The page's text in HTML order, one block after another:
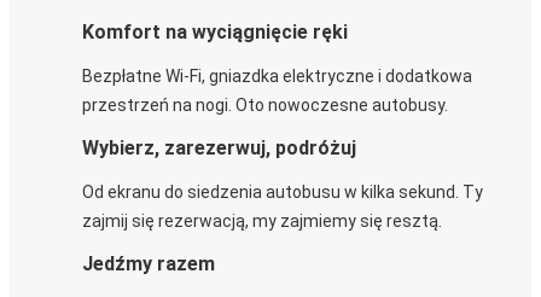
Komfort na wyciągnięcie ręki
Bezpłatne Wi-Fi, gniazdka elektryczne i dodatkowa
przestrzeń na nogi. Oto nowoczesne autobusy.
Wybierz, zarezerwuj, podróżuj
Od ekranu do siedzenia autobusu w kilka sekund. Ty
zajmij się rezerwacją, my zajmiemy się resztą.
Jedźmy razem